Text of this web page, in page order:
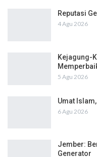
Reputasi
4 Agu 2026
Kejagung-
5 Agu 2026
Umat
6 Agu 2026
Jember:
Generator